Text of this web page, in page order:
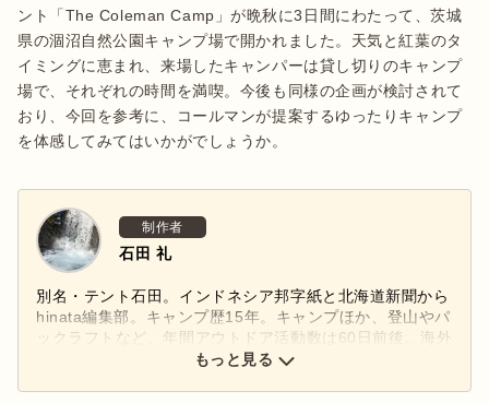
ント「The Coleman Camp」が晩秋に3日間にわたって、茨城
県の涸沼自然公園キャンプ場で開かれました。天気と紅葉のタ
イミングに恵まれ、来場したキャンパーは貸し切りのキャンプ
場で、それぞれの時間を満喫。今後も同様の企画が検討されて
おり、今回を参考に、コールマンが提案するゆったりキャンプ
を体感してみてはいかがでしょうか。
制作者
石田 礼
別名・テント石田。インドネシア邦字紙と北海道新聞から
hinata編集部。キャンプ歴15年。キャンプほか、登山やパ
ックラフトなど、年間アウトドア活動数は60日前後。海外
無人島や北海道での雪中、妻とのデュオ、愛犬ゴン太との
もっと見る